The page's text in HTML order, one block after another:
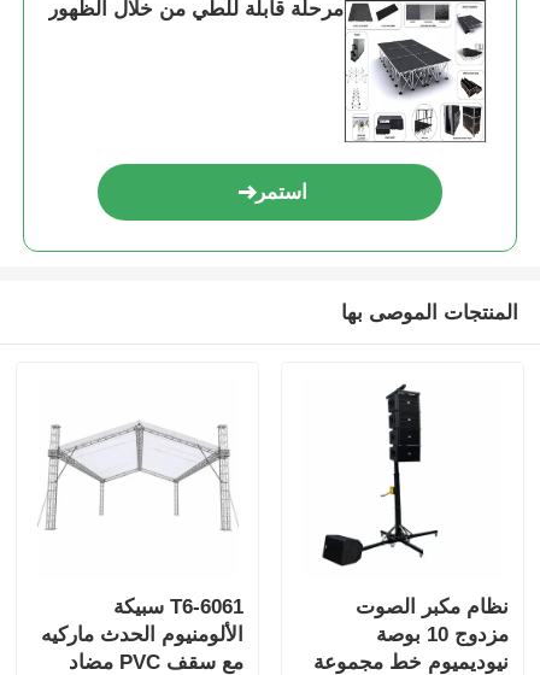
منصة مرحلة الألومنيوم
سدادات الطبقات
حواجز الحشد
قضية الطيران
مرحلة الإضاءة المشبك
الجمالون الدائري
مرحلة قابلة للطي من خلال الظهور
استمر
المنتجات الموصى بها
نظام مكبر الصوت
مزدوج 10 بوصة
نيوديميوم خط مجموعة
6061-T6 سبيكة
الألومنيوم الحدث ماركيه
مع سقف PVC مضاد